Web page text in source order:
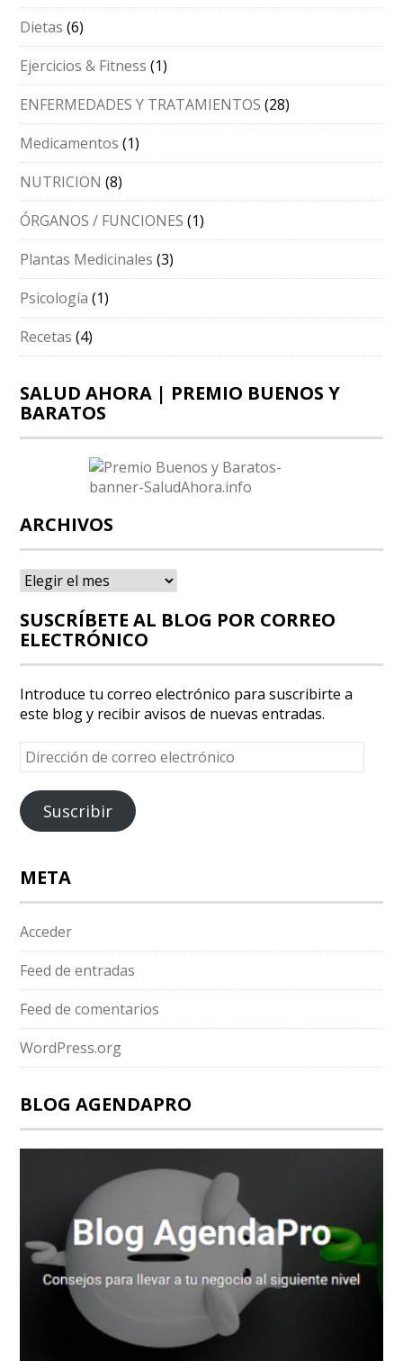
Dietas (6)
Ejercicios & Fitness (1)
ENFERMEDADES Y TRATAMIENTOS (28)
Medicamentos (1)
NUTRICION (8)
ÓRGANOS / FUNCIONES (1)
Plantas Medicinales (3)
Psicología (1)
Recetas (4)
SALUD AHORA | PREMIO BUENOS Y
BARATOS
ARCHIVOS
Archivos
SUSCRÍBETE AL BLOG POR CORREO
ELECTRÓNICO
Introduce tu correo electrónico para suscribirte a
este blog y recibir avisos de nuevas entradas.
Dirección
de
correo
electrónico
Suscribir
META
Acceder
Feed de entradas
Feed de comentarios
WordPress.org
BLOG AGENDAPRO